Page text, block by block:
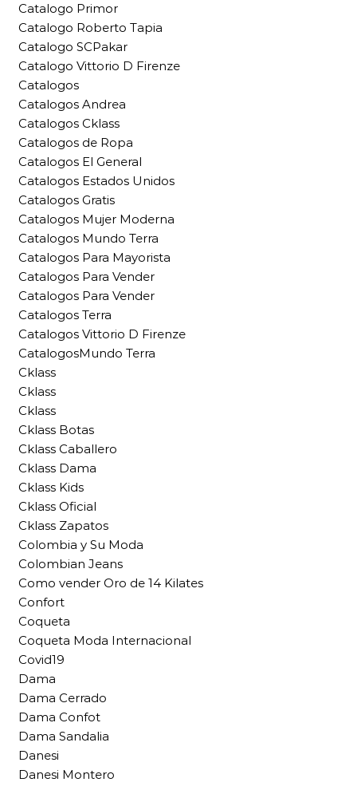
Catalogo Primor
Catalogo Roberto Tapia
Catalogo SCPakar
Catalogo Vittorio D Firenze
Catalogos
Catalogos Andrea
Catalogos Cklass
Catalogos de Ropa
Catalogos El General
Catalogos Estados Unidos
Catalogos Gratis
Catalogos Mujer Moderna
Catalogos Mundo Terra
Catalogos Para Mayorista
Catalogos Para Vender
Catalogos Para Vender
Catalogos Terra
Catalogos Vittorio D Firenze
CatalogosMundo Terra
Cklass
Cklass
Cklass
Cklass Botas
Cklass Caballero
Cklass Dama
Cklass Kids
Cklass Oficial
Cklass Zapatos
Colombia y Su Moda
Colombian Jeans
Como vender Oro de 14 Kilates
Confort
Coqueta
Coqueta Moda Internacional
Covid19
Dama
Dama Cerrado
Dama Confot
Dama Sandalia
Danesi
Danesi Montero